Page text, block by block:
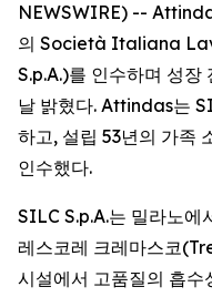
NEWSWIRE) --
의 Società Italiana
S.p.A.)를 인수하며 성장
날 밝혔다. Attindas는
하고, 설립 53년의 가족
인수했다.
SILC S.p.A.는 밀라노에
레스코레 크레마스코
시설에서 고품질의 흡수